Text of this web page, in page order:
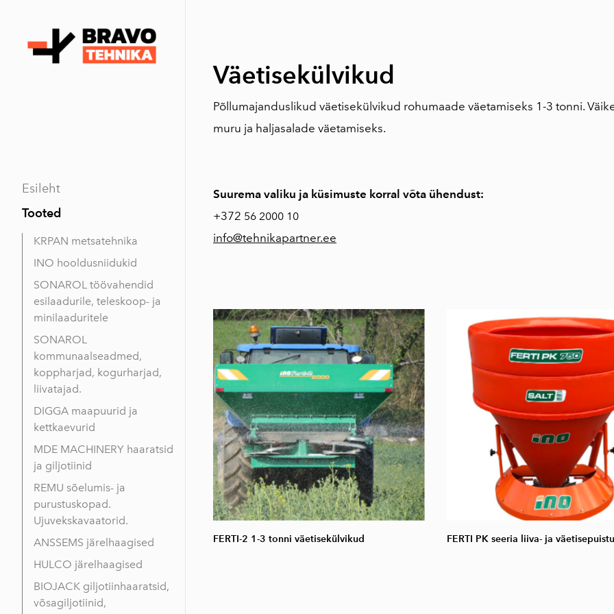
Esileht
Tooted
KRPAN metsatehnika
INO hooldusniidukid
SONAROL töövahendid
esilaadurile, teleskoop- ja
minilaaduritele
SONAROL
kommunaalseadmed,
koppharjad, kogurharjad,
liivatajad.
DIGGA maapuurid ja
kettkaevurid
MDE MACHINERY haaratsid
ja giljotiinid
REMU sõelumis- ja
purustuskopad.
Ujuvekskavaatorid.
ANSSEMS järelhaagised
HULCO järelhaagised
BIOJACK giljotiinhaaratsid,
võsagiljotiinid,
Väetisekülvikud
Põllumajanduslikud väetisekülvikud rohumaade väetamiseks 1-3 tonni.
muru ja haljasalade väetamiseks.
Suurema valiku ja küsimuste korral võta ühendust:
+372 56 2000 10
info@tehnikapartner.ee
FERTI-2 1-3 tonni väetisekülvikud FERTI PK seeria liiva- ja